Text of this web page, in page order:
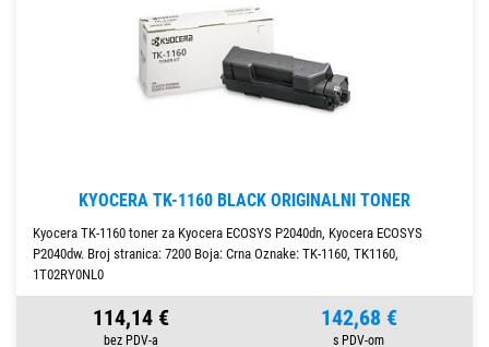
KYOCERA TK-1160 BLACK ORIGINALNI TONER
Kyocera TK-1160 toner za Kyocera ECOSYS P2040dn, Kyocera ECOSYS
P2040dw. Broj stranica: 7200 Boja: Crna Oznake: TK-1160, TK1160,
1T02RY0NL0
114,14 € 142,68 €